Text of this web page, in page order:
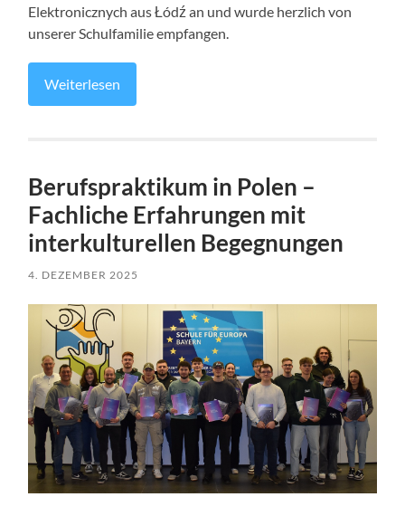
Elektronicznych aus Łódź an und wurde herzlich von
unserer Schulfamilie empfangen.
Weiterlesen
Berufspraktikum in Polen –
Fachliche Erfahrungen mit
interkulturellen Begegnungen
4. DEZEMBER 2025